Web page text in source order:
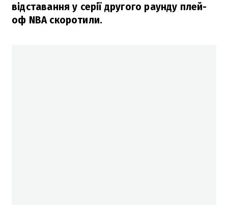
відставання у серії другого раунду плей-
оф NBA скоротили.